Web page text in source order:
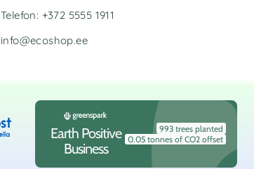
Telefon: +372 5555 1911
info@ecoshop.ee
Earth Positive
Business
993 trees planted
0.05 tonnes of CO2 offset